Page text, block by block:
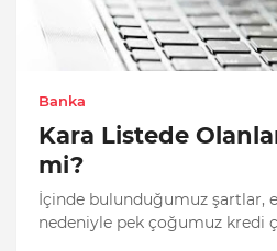
Banka
Kara Listede
mi?
İçinde bulunduğumuz şartlar,
nedeniyle pek çoğumuz kredi